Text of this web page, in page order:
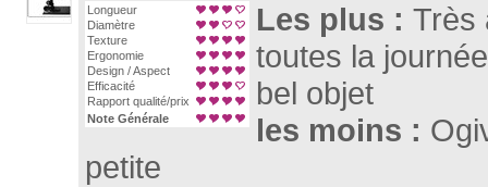
Longueur
Diamètre
Texture
Ergonomie
Design / Aspect
Efficacité
Rapport qualité/prix
Note Générale
Les plus : Très
toutes la
bel objet
les moins :
petite